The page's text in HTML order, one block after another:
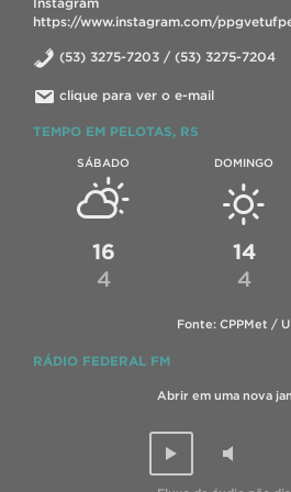
https://www.instagram.com/
(53) 3275-7203 / (53) 3275-7204
clique para ver o e-mail
TEMPO EM PELOTAS, RS
SÁBADO
16
4
DOMINGO
14
4
Fonte: CPPMet /
RÁDIO FEDERAL FM
Abrir em uma nova